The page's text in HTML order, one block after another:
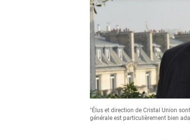
"Élus et direction de Cristal Union
générale est particulièrement bien